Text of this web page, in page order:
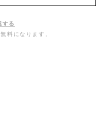
する
料になります。